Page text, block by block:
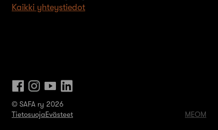
Kaikki yhteystiedot
© SAFA ry 2026
TietosuojaEvästeet MEOM